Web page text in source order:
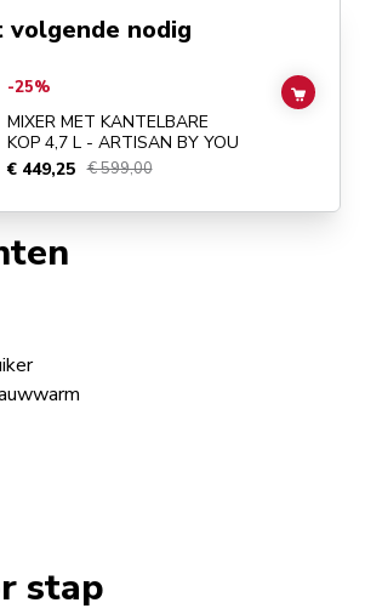
stap
volgende nodig
KOP 4,7 L - ARTISAN BY YOU
-25%
MIXER MET KANTELBARE
KOP 4,7 L - ARTISAN BY YOU
€ 449,25 € 599,00
ADD